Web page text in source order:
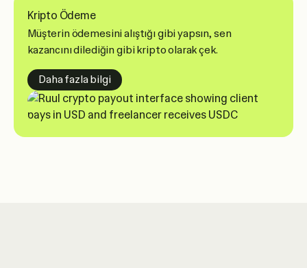
Kripto Ödeme
Müşterin ödemesini alıştığı gibi yapsın, sen
kazancını dilediğin gibi kripto olarak çek.
Daha fazla bilgiabout crypto payouts